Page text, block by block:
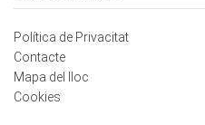
Política de Privacitat
Contacte
Mapa del lloc
Cookies